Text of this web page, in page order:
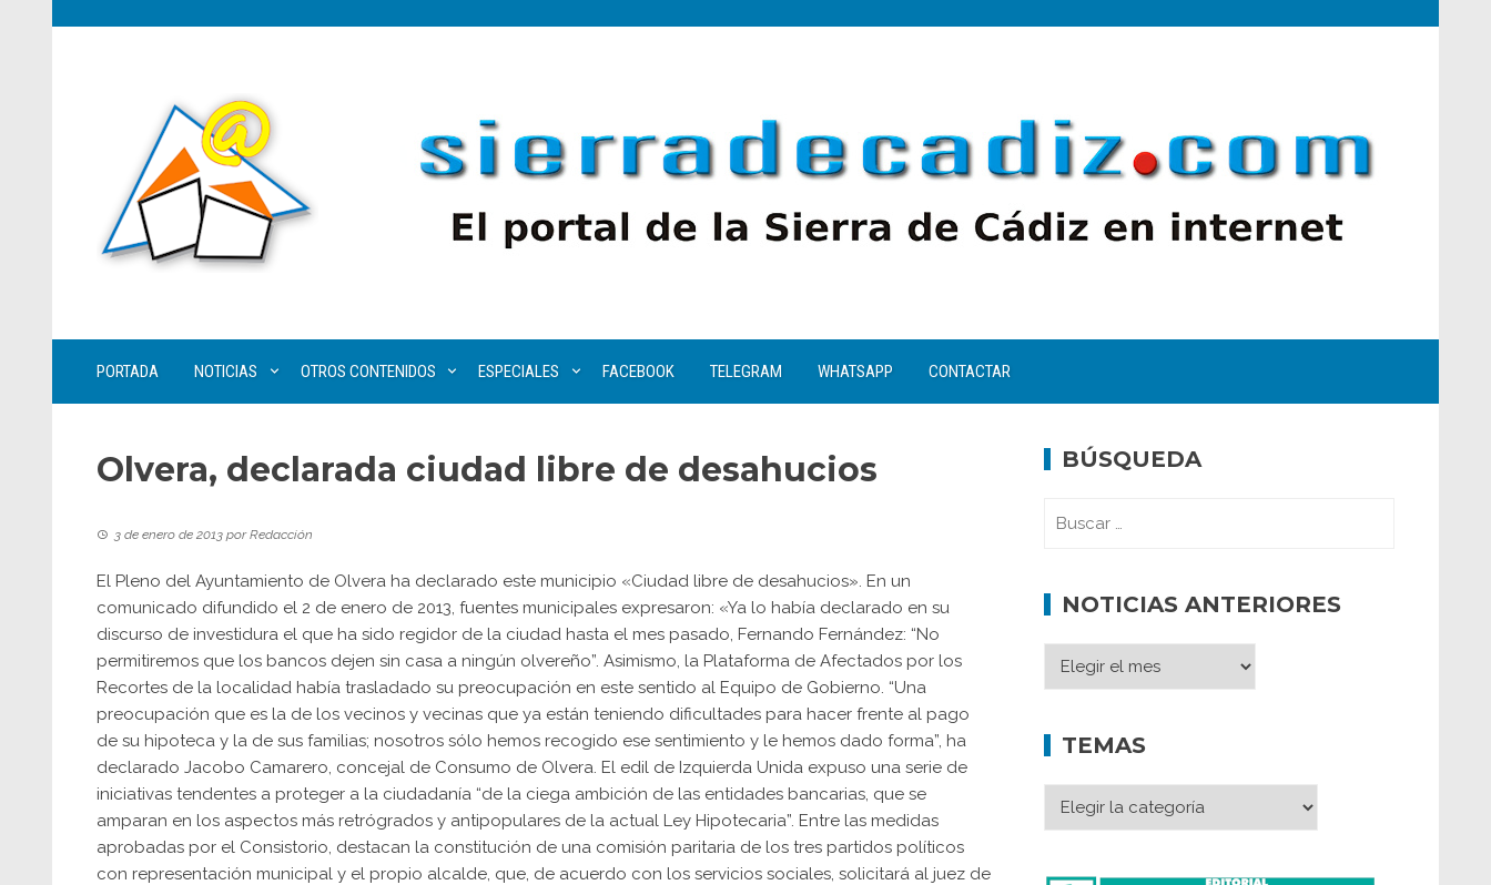
PORTADA NOTICIAS OTROS CONTENIDOS ESPECIALES FACEBOOK TELEGRAM WHATSAPP CONTACTAR
Olvera, declarada ciudad libre de desahucios
3 de enero de 2013 porRedacción
El Pleno del Ayuntamiento de Olvera ha declarado este municipio «Ciudad libre de desahucios». En un
comunicado difundido el 2 de enero de 2013, fuentes municipales expresaron: «Ya lo había declarado en su
discurso de investidura el que ha sido regidor de la ciudad hasta el mes pasado, Fernando Fernández: “No
permitiremos que los bancos dejen sin casa a ningún olvereño”. Asimismo, la Plataforma de Afectados por los
Recortes de la localidad había trasladado su preocupación en este sentido al Equipo de Gobierno. “Una
preocupación que es la de los vecinos y vecinas que ya están teniendo dificultades para hacer frente al pago
de su hipoteca y la de sus familias; nosotros sólo hemos recogido ese sentimiento y le hemos dado forma”, ha
declarado Jacobo Camarero, concejal de Consumo de Olvera. El edil de Izquierda Unida expuso una serie de
iniciativas tendentes a proteger a la ciudadanía “de la ciega ambición de las entidades bancarias, que se
amparan en los aspectos más retrógrados y antipopulares de la actual Ley Hipotecaria”. Entre las medidas
aprobadas por el Consistorio, destacan la constitución de una comisión paritaria de los tres partidos políticos
con representación municipal y el propio alcalde, que, de acuerdo con los servicios sociales, solicitará al juez de
BÚSQUEDA
NOTICIAS ANTERIORES
TEMAS